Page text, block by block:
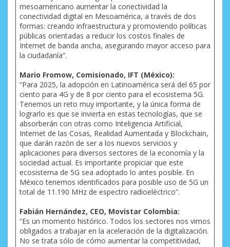
mesoamericano aumentar la conectividad la
conectividad digital en Mesoamérica, a través de dos
formas: creando infraestructura y promoviendo políticas
públicas orientadas a reducir los costos finales de
Internet de banda ancha, asegurando mayor acceso para
la ciudadanía”.
Mario Fromow, Comisionado, IFT (México):
“Para 2025, la adopción en Latinoamérica será del 65 por
ciento para 4G y de 8 por ciento para el ecosistema 5G.
Tenemos un reto muy importante, y la única forma de
lograrlo es que se invierta en estas tecnologías, que se
absorberán con otras como Inteligencia Artificial,
Internet de las Cosas, Realidad Aumentada y Blockchain,
que darán razón de ser a los nuevos servicios y
aplicaciones para diversos sectores de la economía y la
sociedad actual. Es importante propiciar que este
ecosistema de 5G sea adoptado lo antes posible. En
México tenemos identificados para posible uso de 5G un
total de 11.190 MHz de espectro radioeléctrico”.
Fabián Hernández, CEO, Movistar Colombia:
“Es un momento histórico. Todos los sectores nos vimos
obligados a trabajar en la aceleración de la digitalización.
No se trata sólo de cómo aumentar la competitividad,